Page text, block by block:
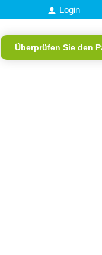
Login
Überprüfen Sie den